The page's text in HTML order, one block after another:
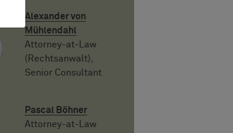
Alexander von
Mühlendahl
Attorney-at-Law
(Rechtsanwalt),
Senior Consultant
Pascal Böhner
Attorney-at-Law